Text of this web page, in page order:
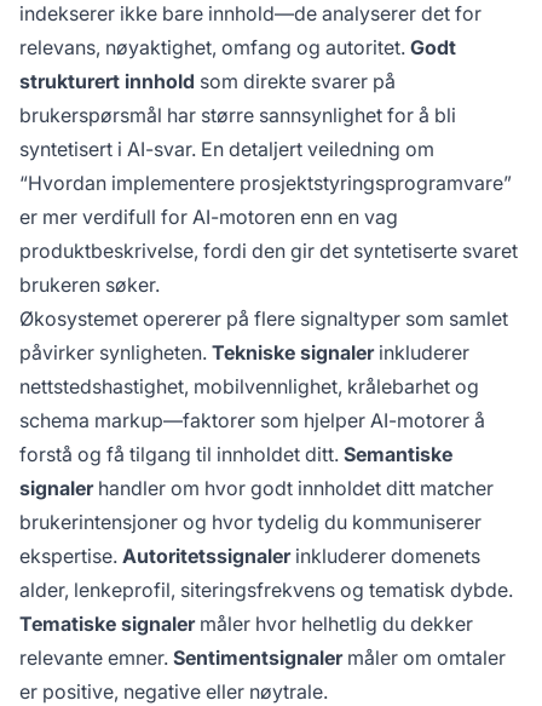
indekserer ikke bare innhold—de analyserer det for
relevans, nøyaktighet, omfang og autoritet. Godt
strukturert innhold som direkte svarer på
brukerspørsmål har større sannsynlighet for å bli
syntetisert i AI-svar. En detaljert veiledning om
“Hvordan implementere prosjektstyringsprogramvare”
er mer verdifull for AI-motoren enn en vag
produktbeskrivelse, fordi den gir det syntetiserte svaret
brukeren søker.
Økosystemet opererer på flere signaltyper som samlet
påvirker synligheten. Tekniske signalerinkluderer
nettstedshastighet, mobilvennlighet, krålebarhet og
schema markup—faktorer som hjelper AI-motorer å
forstå og få tilgang til innholdet ditt. Semantiske
signalerhandler om hvor godt innholdet ditt matcher
brukerintensjoner og hvor tydelig du kommuniserer
ekspertise. Autoritetssignalerinkluderer domenets
alder, lenkeprofil, siteringsfrekvens og tematisk dybde.
Tematiske signalermåler hvor helhetlig du dekker
relevante emner. Sentimentsignalermåler om omtaler
er positive, negative eller nøytrale.